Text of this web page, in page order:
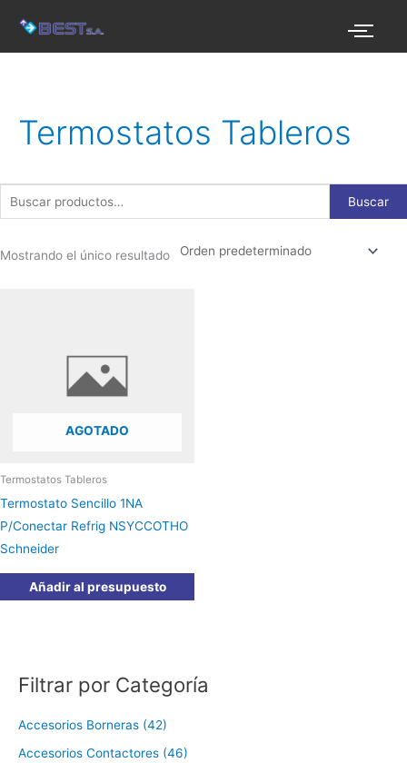
contenido
Filtrar por Categoría
Accesorios Borneras (42)
Accesorios Contactores (46)
Termostatos Tableros
Buscar
Mostrando el único resultado
AGOTADO
Termostatos Tableros
Termostato Sencillo 1NA
P/Conectar Refrig NSYCCOTHO
Schneider
Añadir al presupuesto